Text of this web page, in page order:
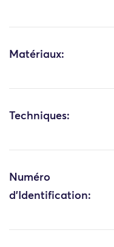
Matériaux:
Techniques:
Numéro
d'Identification: